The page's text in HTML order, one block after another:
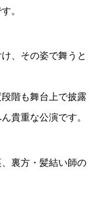
。
、その姿で舞うと
階も舞台上で披露
貴重な公演です。
裏方・髪結い師の